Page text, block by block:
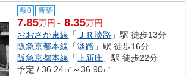
敷0 新築
7.85万円～8.35万円
おおさか東線 「 ＪＲ淡路 」駅 徒歩13分
阪急京都本線 「淡路 」駅 徒歩16分
阪急京都本線 「 上新庄 」駅 徒歩22分
予定 / 36.24㎡～36.90㎡